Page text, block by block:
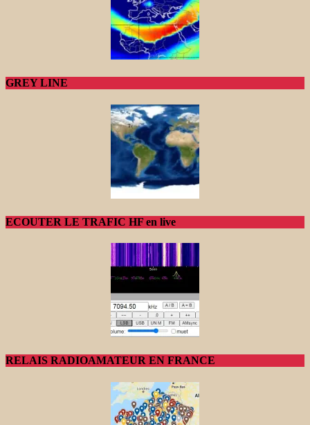
GREY LINE
ECOUTER LE TRAFIC HF en live
RELAIS RADIOAMATEUR EN FRANCE